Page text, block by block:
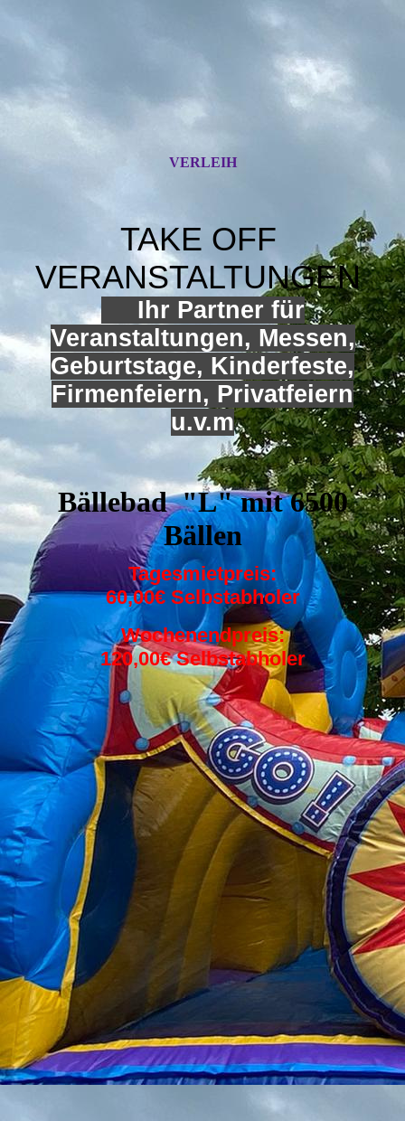
VERLEIH
TAKE OFF
VERANSTALTUNGEN
Ihr Partner für
Veranstaltungen, Messen,
Geburtstage, Kinderfeste,
Firmenfeiern, Privatfeiern
u.v.m
Bällebad "L" mit 6500
Bällen
Tagesmietpreis:
60,00€ Selbstabholer
Wochenendpreis:
120,00€ Selbstabholer